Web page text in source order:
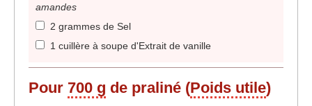
amandes
2 grammes de Sel
1 cuillère à soupe d'Extrait de vanille
Pour 700 g de praliné (Poids utile)